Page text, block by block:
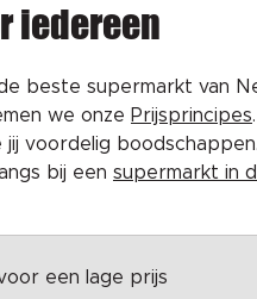
iedereen
beste supermarkt van
we onze Prijsprincipes
jij voordelig
bij een supermarkt in
een lage prijs